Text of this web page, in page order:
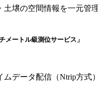
土壌の空間情報を一元管
メートル級測位サービス」
ムデータ配信（Ntrip方式）